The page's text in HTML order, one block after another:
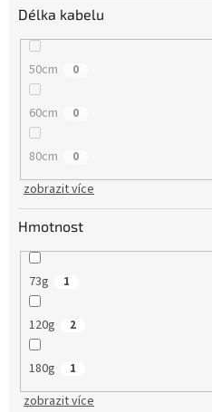
Délka kabelu
50cm 0
60cm 0
80cm 0
zobrazit více
Hmotnost
73g 1
120g 2
180g 1
zobrazit více